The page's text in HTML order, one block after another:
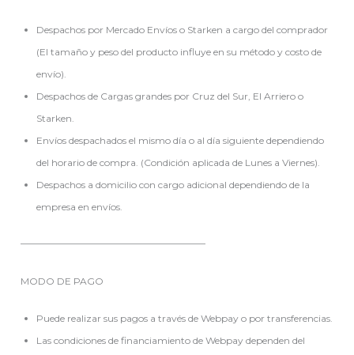
Despachos por Mercado Envíos o Starken a cargo del comprador
(El tamaño y peso del producto influye en su método y costo de
envío).
Despachos de Cargas grandes por Cruz del Sur, El Arriero o
Starken.
Envíos despachados el mismo día o al día siguiente dependiendo
del horario de compra. (Condición aplicada de Lunes a Viernes).
Despachos a domicilio con cargo adicional dependiendo de la
empresa en envíos.
———————————————————–
MODO DE PAGO
Puede realizar sus pagos a través de Webpay o por transferencias.
Las condiciones de financiamiento de Webpay dependen del